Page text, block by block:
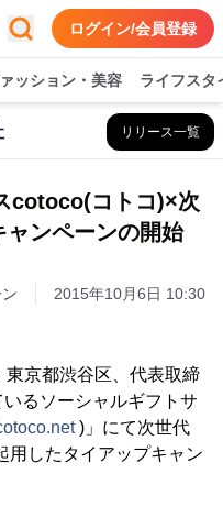
ログイン/会員登録
ッション・美容 ライフスタ
リリース一覧
cotoco(コトコ)×次
ンペーンの開始
2015年10月6日 10:30
京都渋谷区、代表取締
るソーシャルギフトサ
)」にて次世代
用したタイアップキャン